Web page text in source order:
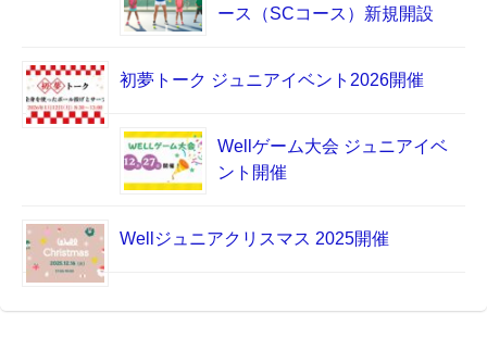
ース（SCコース）新規開設
初夢トーク ジュニアイベント2026開催
Wellゲーム大会 ジュニアイベ
ント開催
Wellジュニアクリスマス 2025開催